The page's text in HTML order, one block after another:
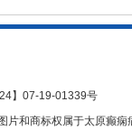
】07-19-01339号
片和商标权属于太原癫